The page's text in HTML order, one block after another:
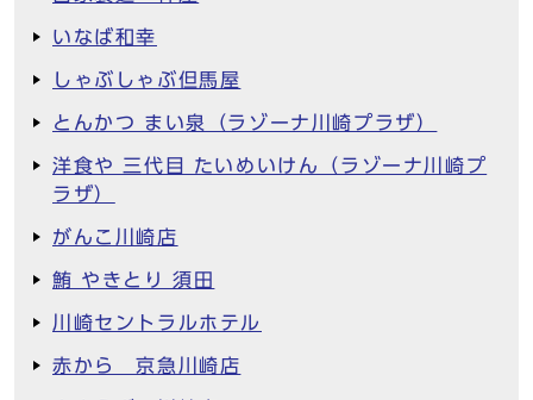
いなば和幸
しゃぶしゃぶ但馬屋
とんかつ まい泉（ラゾーナ川崎プラザ）
洋食や 三代目 たいめいけん（ラゾーナ川崎プ
ラザ）
がんこ川崎店
鮪 やきとり 須田
川崎セントラルホテル
赤から 京急川崎店